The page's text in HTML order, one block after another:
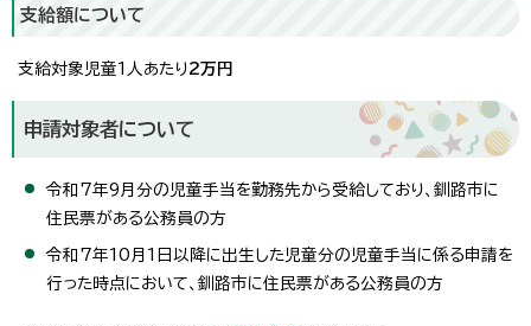
支給額について
支給対象児童1人あたり2万円
申請対象者について
令和7年9月分の児童手当を勤務先から受給しており、釧路市に
住民票がある公務員の方
令和7年10月1日以降に出生した児童分の児童手当に係る申請を
行った時点において、釧路市に住民票がある公務員の方